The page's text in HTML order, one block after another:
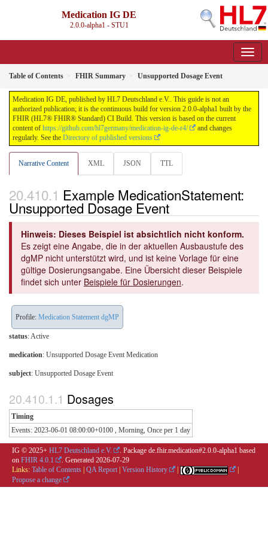
Medication IG DE
2.0.0-alpha1 - STU1
Table of Contents FHIR Summary Unsupported Dosage Event
Medication IG DE, published by HL7 Deutschland e.V.. This guide is not an
authorized publication; it is the continuous build for version 2.0.0-alpha1 built by the
FHIR (HL7® FHIR® Standard) CI Build. This version is based on the current
content of https://github.com/hl7germany/medication-ig-de-r4/
and changes
regularly. See the Directory of published versions
Narrative Content XML JSON TTL
Example MedicationStatement:
Unsupported Dosage Event
Hinweis: Dieses Beispiel ist absichtlich nicht konform.
Es zeigt eine Angabe, die in der aktuellen Ausbaustufe des
dgMP nicht unterstützt wird, und ist keine Vorlage für eine
gültige Dosierungsangabe. Eine Übersicht dieser Beispiele
findet sich unter Beispiele für Dosierungen.
Profile: Medication Statement dgMP
status: Active
medication: Unsupported Dosage Event Medication
subject: Unsupported Dosage Event
Dosages
Timing
Events: 2023-06-01 08:00:00+0100 , Morning, Once per 1 day
IG © 2025+ HL7 Deutschland e.V.
. Package de.fhir.medication#2.0.0-alpha1 based
on FHIR 4.0.1 . Generated 2026-07-29
Links: Table of Contents | QA Report | Version History |
|
Propose a change